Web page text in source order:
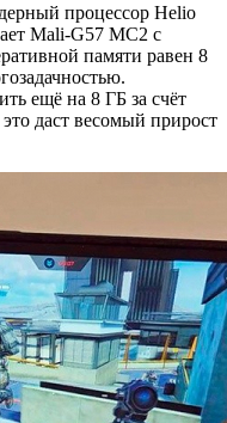
процессор Helio
Mali-G57 MC2 с
памяти равен 8
ещё на 8 ГБ за счёт
даст весомый прирост